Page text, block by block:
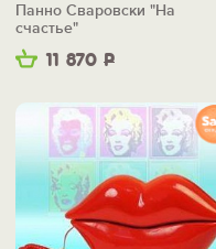
11 870 Р
Панно Сваровски "На
счастье"